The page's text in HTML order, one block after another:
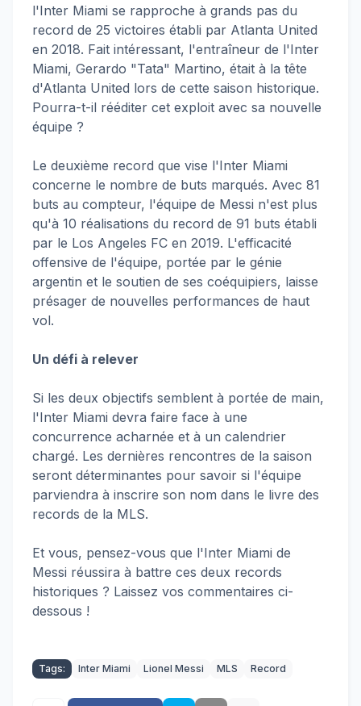
l'Inter Miami se rapproche à grands pas du
record de 25 victoires établi par Atlanta United
en 2018. Fait intéressant, l'entraîneur de l'Inter
Miami, Gerardo "Tata" Martino, était à la tête
d'Atlanta United lors de cette saison historique.
Pourra-t-il rééditer cet exploit avec sa nouvelle
équipe ?
Le deuxième record que vise l'Inter Miami
concerne le nombre de buts marqués. Avec 81
buts au compteur, l'équipe de Messi n'est plus
qu'à 10 réalisations du record de 91 buts établi
par le Los Angeles FC en 2019. L'efficacité
offensive de l'équipe, portée par le génie
argentin et le soutien de ses coéquipiers, laisse
présager de nouvelles performances de haut
vol.
Un défi à relever
Si les deux objectifs semblent à portée de main,
l'Inter Miami devra faire face à une
concurrence acharnée et à un calendrier
chargé. Les dernières rencontres de la saison
seront déterminantes pour savoir si l'équipe
parviendra à inscrire son nom dans le livre des
records de la MLS.
Et vous, pensez-vous que l'Inter Miami de
Messi réussira à battre ces deux records
historiques ? Laissez vos commentaires ci-
dessous !
Tags: Inter Miami Lionel Messi MLS Record